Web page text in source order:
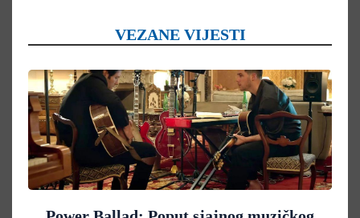
VEZANE VIJESTI